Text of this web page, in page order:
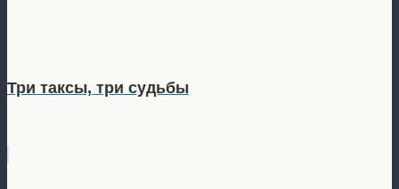
Три таксы, три судьбы